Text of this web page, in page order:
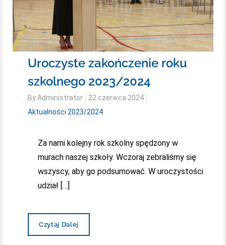
Uroczyste zakończenie roku
szkolnego 2023/2024
ByAdministrator
Posted
on
22 czerwca 2024
Aktualności 2023/2024
Za nami kolejny rok szkolny spędzony w
murach naszej szkoły. Wczoraj zebraliśmy się
wszyscy, aby go podsumować. W uroczystości
udział […]
Uroczyste
Czytaj Dalej